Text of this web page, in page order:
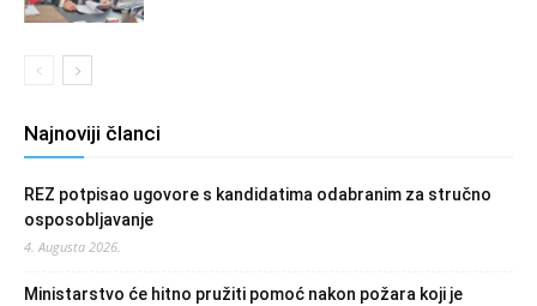
Najnoviji članci
REZ potpisao ugovore s kandidatima odabranim za stručno
osposobljavanje
4. Augusta 2026.
Ministarstvo će hitno pružiti pomoć nakon požara koji je